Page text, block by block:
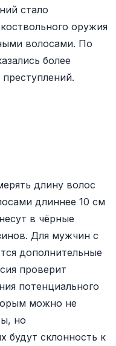
стало
оружия
волосами. По
более
длину волос
длиннее 10 см
в чёрные
Для мужчин с
дополнительные
проверит
потенциального
можно не
но
будут склонность к